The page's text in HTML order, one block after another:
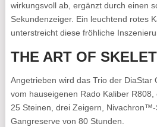
wirkungsvoll ab, ergänzt durch einen
Sekundenzeiger. Ein leuchtend rotes
unterstreicht diese fröhliche
THE ART OF
Angetrieben wird das Trio der DiaStar
vom hauseigenen Rado Kaliber
25 Steinen, drei Zeigern,
Gangreserve von 80 Stunden.